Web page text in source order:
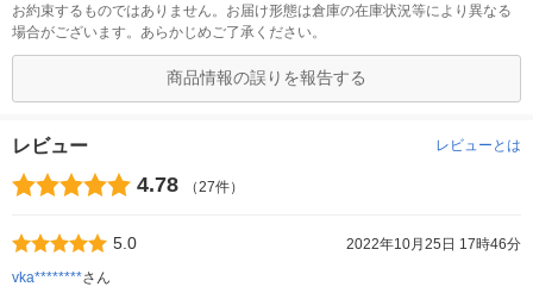
お約束するものではありません。お届け形態は倉庫の在庫状況等により異なる
場合がございます。あらかじめご了承ください。
商品情報の誤りを報告する
レビュー レビューとは
4.78 （27件）
5.0
2022年10月25日 17時46分
vka********さん